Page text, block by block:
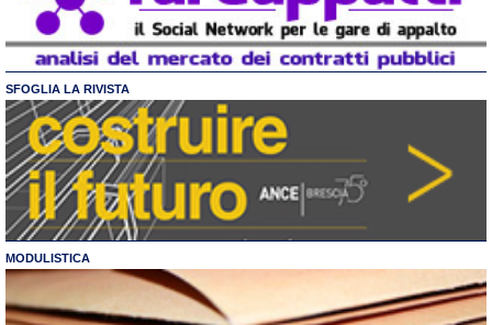
SFOGLIA LA RIVISTA
MODULISTICA